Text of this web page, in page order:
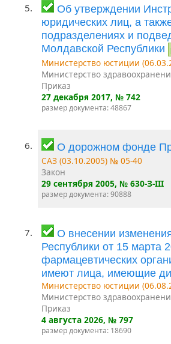
5.
Об утверждении
юридических лиц, а
подразделениях и
Молдавской Республики
Министерство юстиции
Министерство
Приказ
27 декабря 2017, № 742
размер документа: 48867
6. О дорожном фонде
САЗ (03.10.2005) № 05-40
Закон
29 сентября 2005, № 630-З-III
размер документа: 90888
7.
О внесении
Республики от 15
фармацевтических
имеют лица, имеющие
Министерство юстиции
Министерство
Приказ
4 августа 2026, № 797
размер документа: 18690